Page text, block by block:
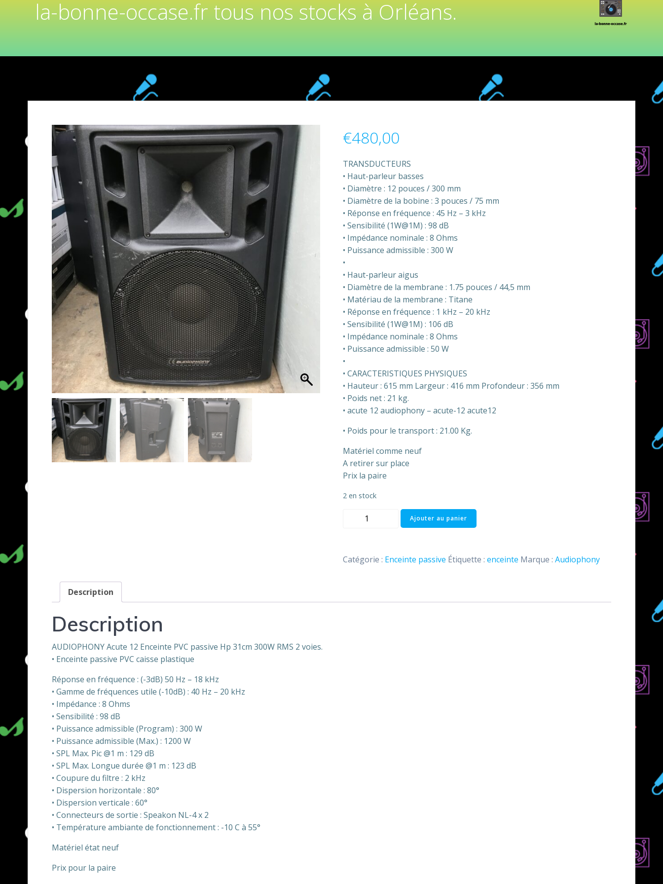
la-bonne-occase.fr tous nos stocks à Orléans.
€480,00
TRANSDUCTEURS
• Haut-parleur basses
• Diamètre : 12 pouces / 300 mm
• Diamètre de la bobine : 3 pouces / 75 mm
• Réponse en fréquence : 45 Hz – 3 kHz
• Sensibilité (1W@1M) : 98 dB
• Impédance nominale : 8 Ohms
• Puissance admissible : 300 W
•
• Haut-parleur aigus
• Diamètre de la membrane : 1.75 pouces / 44,5 mm
• Matériau de la membrane : Titane
• Réponse en fréquence : 1 kHz – 20 kHz
• Sensibilité (1W@1M) : 106 dB
• Impédance nominale : 8 Ohms
• Puissance admissible : 50 W
•
• CARACTERISTIQUES PHYSIQUES
• Hauteur : 615 mm Largeur : 416 mm Profondeur : 356 mm
• Poids net : 21 kg.
• acute 12 audiophony – acute-12 acute12
• Poids pour le transport : 21.00 Kg.
Matériel comme neuf
A retirer sur place
Prix la paire
2 en stock
quantité
12
Ajouter au panier
Catégorie : Enceinte passive Étiquette : enceinte Marque : Audiophony
Description
Description
AUDIOPHONY Acute 12 Enceinte PVC passive Hp 31cm 300W RMS 2 voies.
• Enceinte passive PVC caisse plastique
Réponse en fréquence : (-3dB) 50 Hz – 18 kHz
• Gamme de fréquences utile (-10dB) : 40 Hz – 20 kHz
• Impédance : 8 Ohms
• Sensibilité : 98 dB
• Puissance admissible (Program) : 300 W
• Puissance admissible (Max.) : 1200 W
• SPL Max. Pic @1 m : 129 dB
• SPL Max. Longue durée @1 m : 123 dB
• Coupure du filtre : 2 kHz
• Dispersion horizontale : 80°
• Dispersion verticale : 60°
• Connecteurs de sortie : Speakon NL-4 x 2
• Température ambiante de fonctionnement : -10 C à 55°
Matériel état neuf
Prix pour la paire